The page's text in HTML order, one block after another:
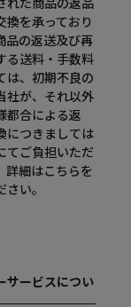
れた商品の返品
換を承っており
品の返送及び再
る送料・手数料
は、初期不良の
社が、それ以外
都合による返
につきましては
てご負担いただ
詳細はこちらを
さい。
サービスについ